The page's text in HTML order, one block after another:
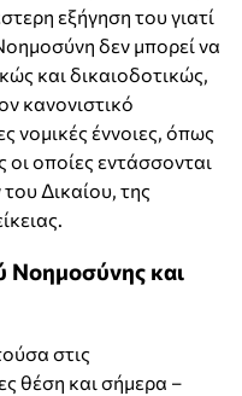
εξήγηση του γιατί
δεν μπορεί να
και δικαιοδοτικώς,
κανονιστικό
νομικές έννοιες, όπως
οι οποίες εντάσσονται
Δικαίου, της
Νοημοσύνης και
στις
θέση και σήμερα –